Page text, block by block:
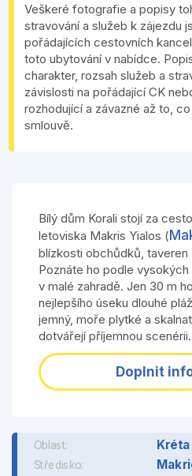
Veškeré fotografie a popisy
stravování a služeb k zájezdu
pořádajících cestovních
toto ubytování v nabídce.
charakter, rozsah služeb a
závislosti na pořádající CK
rozhodující a závazné až to,
smlouvě.
Bílý dům Korali stojí za
letoviska Makris Yialos (
blízkosti obchůdků, taveren
Poznáte ho podle
v malé zahradě. Jen 30 m
nejlepšího úseku dlouhé
jemný, moře plytké a
dotvářejí příjemnou scenérii.
Doplnit
Oblast: Kréta
Středisko: